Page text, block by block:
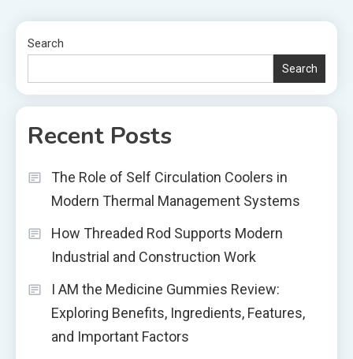
Search
Search
Recent Posts
The Role of Self Circulation Coolers in
Modern Thermal Management Systems
How Threaded Rod Supports Modern
Industrial and Construction Work
I AM the Medicine Gummies Review:
Exploring Benefits, Ingredients, Features,
and Important Factors